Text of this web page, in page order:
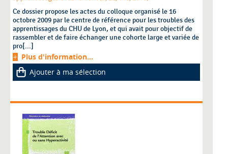
Ce dossier propose les actes du colloque organisé le 16
octobre 2009 par le centre de référence pour les troubles des
apprentissages du CHU de Lyon, et qui avait pour objectif de
rassembler et de faire échanger une cohorte large et variée de
pro[...]
Plus d'information...
Ajouter à ma sélection